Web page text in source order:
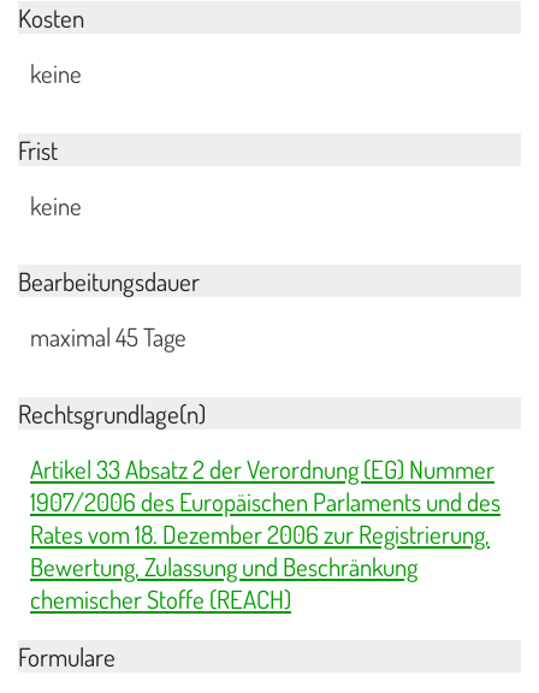
Kosten
keine
Frist
keine
Bearbeitungsdauer
maximal 45 Tage
Rechtsgrundlage(n)
Artikel 33 Absatz 2 der Verordnung (EG) Nummer
1907/2006 des Europäischen Parlaments und des
Rates vom 18. Dezember 2006 zur Registrierung,
Bewertung, Zulassung und Beschränkung
chemischer Stoffe (REACH)
Formulare